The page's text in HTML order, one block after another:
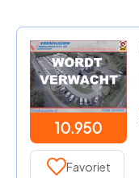
10.950
Favoriet